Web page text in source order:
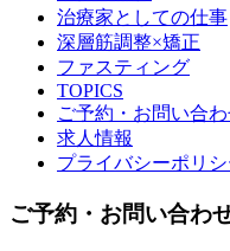
治療家としての仕事
深層筋調整×矯正
ファスティング
TOPICS
ご予約・お問い合
求人情報
プライバシーポリシ
ご予約・お問い合わ